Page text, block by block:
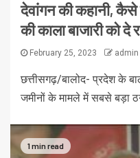
देवांगन की कहानी, कैसे
की काला बाजारी को दे
February 25, 2023 admin
छत्तीसगढ़/बालोद- प्रदेश के
जमीनों के मामले में सबसे बड़ा
1 min read